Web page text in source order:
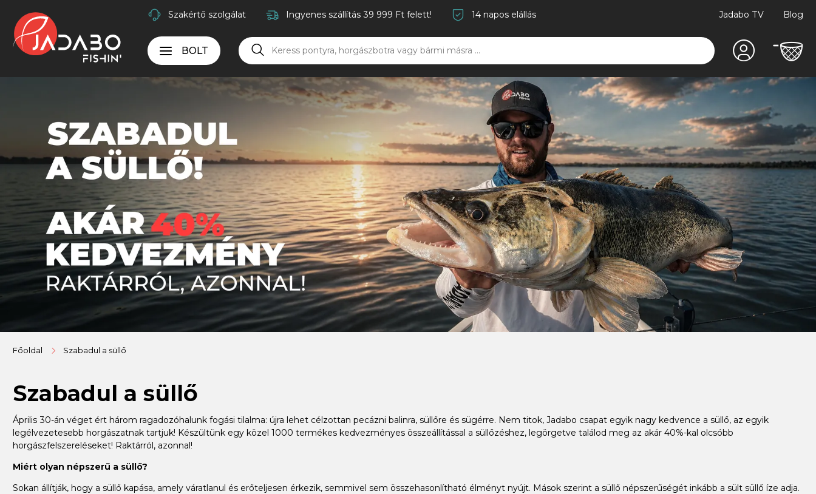
Szakértő szolgálat Ingyenes szállítás 39 999 Ft felett! 14 napos elállás Jadabo TV Blog
BOLT
Főoldal Szabadul a süllő
Szabadul a süllő
Április 30-án véget ért három ragadozóhalunk fogási tilalma: újra lehet célzottan pecázni balinra, süllőre és sügérre. Nem titok, Jadabo csapat egyik nagy kedvence a süllő, az egyik
legélvezetesebb horgászatnak tartjuk! Készültünk egy közel 1000 termékes kedvezményes összeállítással a süllőzéshez, legörgetve találod meg az akár 40%-kal olcsóbb
horgászfelszereléseket! Raktárról, azonnal!
Miért olyan népszerű a süllő?
Sokan állítják, hogy a süllő kapása, amely váratlanul és erőteljesen érkezik, semmivel sem összehasonlítható élményt nyújt. Mások szerint a süllő népszerűségét inkább a sült süllő íze adja.